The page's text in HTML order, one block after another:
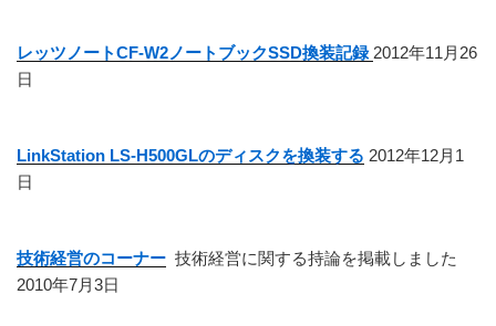
レッツノートCF-W2ノートブックSSD換装記録 2012年11月26
日
LinkStation LS-H500GLのディスクを換装する 2012年12月1
日
技術経営のコーナー 技術経営に関する持論を掲載しました
2010年7月3日